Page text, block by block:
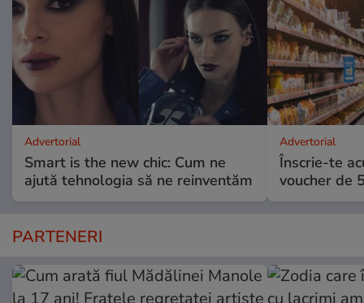
Advertorial
Smart is the new chic: Cum ne
ajută tehnologia să ne reinventăm
Advertorial
Înscrie-te
voucher de
PARTENERI